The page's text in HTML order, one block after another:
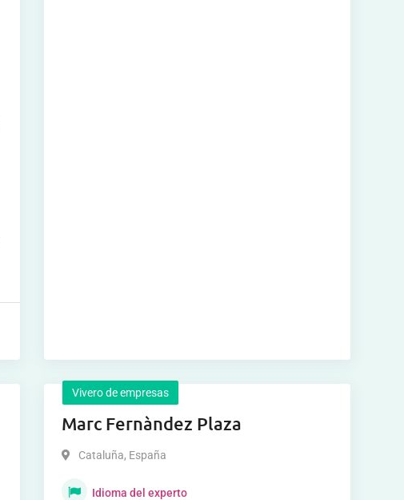
Vivero de empresas
Marc Fernàndez Plaza
Cataluña, España
Idioma del experto